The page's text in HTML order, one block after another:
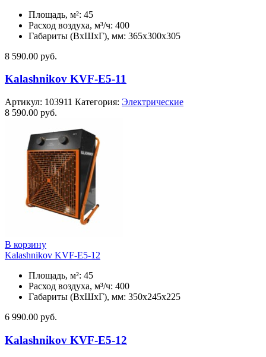
Площадь, м²: 45
Расход воздуха, м³/ч: 400
Габариты (ВхШхГ), мм: 365x300x305
8 590.00 руб.
Kalashnikov KVF-E5-11
Артикул: 103911 Категория: Электрические
8 590.00 руб.
В корзину
Kalashnikov KVF-E5-12
Площадь, м²: 45
Расход воздуха, м³/ч: 400
Габариты (ВхШхГ), мм: 350x245x225
6 990.00 руб.
Kalashnikov KVF-E5-12